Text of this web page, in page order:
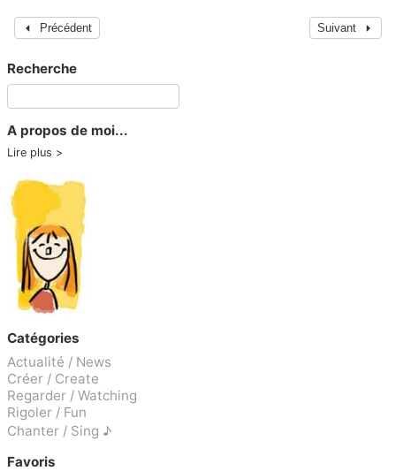
Précédent Suivant
Recherche
A propos de moi...
Lire plus
Catégories
Actualité / News
Créer / Create
Regarder / Watching
Rigoler / Fun
Chanter / Sing ♪
Favoris